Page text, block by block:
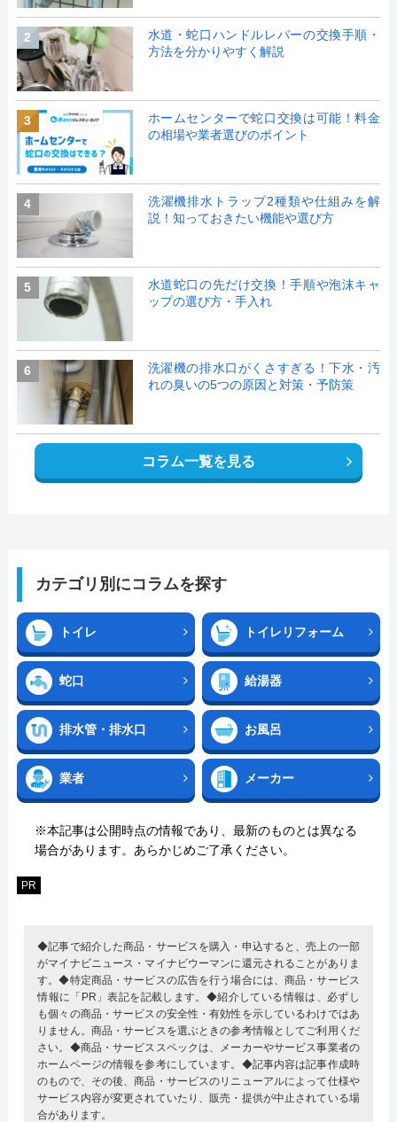
2
水道・蛇口ハンドルレバーの交換手順・
方法を分かりやすく解説
3
ホームセンターで蛇口交換は可能！料金
の相場や業者選びのポイント
4
洗濯機排水トラップ2種類や仕組みを解
説！知っておきたい機能や選び方
5
水道蛇口の先だけ交換！手順や泡沫キャ
ップの選び方・手入れ
6
洗濯機の排水口がくさすぎる！下水・汚
れの臭いの5つの原因と対策・予防策
コラム一覧を見る
カテゴリ別にコラムを探す
トイレ トイレリフォーム
蛇口 給湯器
排水管・排水口 お風呂
業者 メーカー
※本記事は公開時点の情報であり、最新のものとは異なる
場合があります。あらかじめご了承ください。
PR
◆記事で紹介した商品・サービスを購入・申込すると、売上の一部
がマイナビニュース・マイナビウーマンに還元されることがありま
す。◆特定商品・サービスの広告を行う場合には、商品・サービス
情報に「PR」表記を記載します。◆紹介している情報は、必ずし
も個々の商品・サービスの安全性・有効性を示しているわけではあ
りません。商品・サービスを選ぶときの参考情報としてご利用くだ
さい。◆商品・サービススペックは、メーカーやサービス事業者の
ホームページの情報を参考にしています。◆記事内容は記事作成時
のもので、その後、商品・サービスのリニューアルによって仕様や
サービス内容が変更されていたり、販売・提供が中止されている場
合があります。